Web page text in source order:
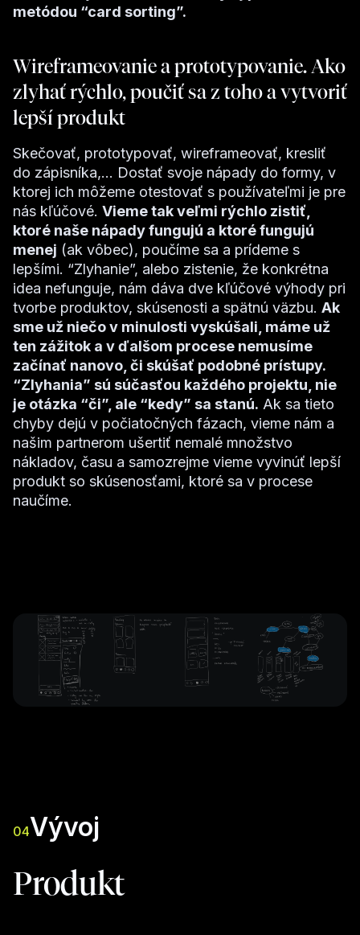
metódou “card sorting”.
Wireframeovanie a prototypovanie. Ako
zlyhať rýchlo, poučiť sa z toho a vytvoriť
lepší produkt
Skečovať, prototypovať, wireframeovať, kresliť
do zápisníka,... Dostať svoje nápady do formy, v
ktorej ich môžeme otestovať s používateľmi je pre
nás kľúčové. Vieme tak veľmi rýchlo zistiť,
ktoré naše nápady fungujú a ktoré fungujú
menej (ak vôbec), poučíme sa a prídeme s
lepšími. “Zlyhanie”, alebo zistenie, že konkrétna
idea nefunguje, nám dáva dve kľúčové výhody pri
tvorbe produktov, skúsenosti a spätnú väzbu. Ak
sme už niečo v minulosti vyskúšali, máme už
ten zážitok a v ďalšom procese nemusíme
začínať nanovo, či skúšať podobné prístupy.
“Zlyhania” sú súčasťou každého projektu, nie
je otázka “či”, ale “kedy” sa stanú. Ak sa tieto
chyby dejú v počiatočných fázach, vieme nám a
našim partnerom ušertiť nemalé množstvo
nákladov, času a samozrejme vieme vyvinúť lepší
produkt so skúsenosťami, ktoré sa v procese
naučíme.
04Vývoj
Produkt